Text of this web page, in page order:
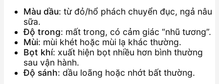
Màu dầu: từ đỏ/hổ phách chuyển đục, ngả nâu
sữa.
Độ trong: mất trong, có cảm giác “nhũ tương”.
Mùi: mùi khét hoặc mùi lạ khác thường.
Bọt khí: xuất hiện bọt nhiều hơn bình thường
sau vận hành.
Độ sánh: dầu loãng hoặc nhớt bất thường.